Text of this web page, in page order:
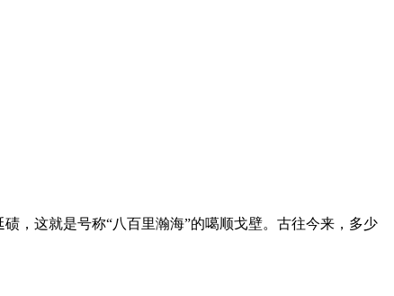
，这就是号称“八百里瀚海”的噶顺戈壁。古往今来，多少